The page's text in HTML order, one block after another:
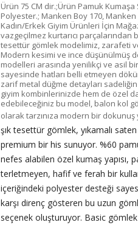
Ürün 75 CM dir.;Ürün Pamuk
Polyester.; Manken Boy 170,
Kadın/Erkek Giyim Ürünleri İçin
vazgeçilmez kurtarıcı
tesettür gömlek modelimiz, zarafeti
Modern kesimi ve ince düşünülmüş
modelleri arasında yenilikçi ve asil
sayesinde hatları belli etmeyen
zarif metal düğme detayları
giyim kombinlerinizde hem de özel
edebileceğiniz bu model, balon kol
olarak tarzınıza modern bir dokunuş
şık tesettür gömlek, yıkamalı
premium bir his sunuyor. %60
nefes alabilen özel kumaş yapısı,
terletmeyen, hafif ve ferah bir
içeriğindeki polyester desteği
karşı direnç gösteren bu uzun
seçenek oluşturuyor. Basic